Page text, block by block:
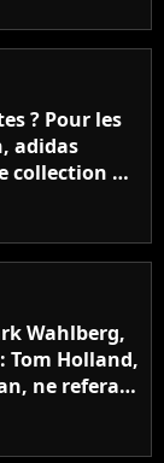
? Pour les
adidas
collection de
pas quoi en
Wahlberg,
Tom Holland,
ne referait